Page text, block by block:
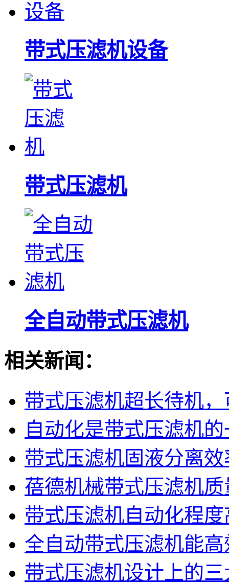
带式压滤机设备
带式压滤机
全自动带式压滤机
相关新闻：
带式压滤机超长待机
自动化是带式压滤机
带式压滤机固液分离
蓓德机械带式压滤机
带式压滤机自动化程度
全自动带式压滤机能
带式压滤机设计上的